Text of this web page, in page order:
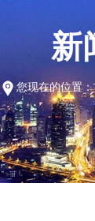
新
您现在的位置：